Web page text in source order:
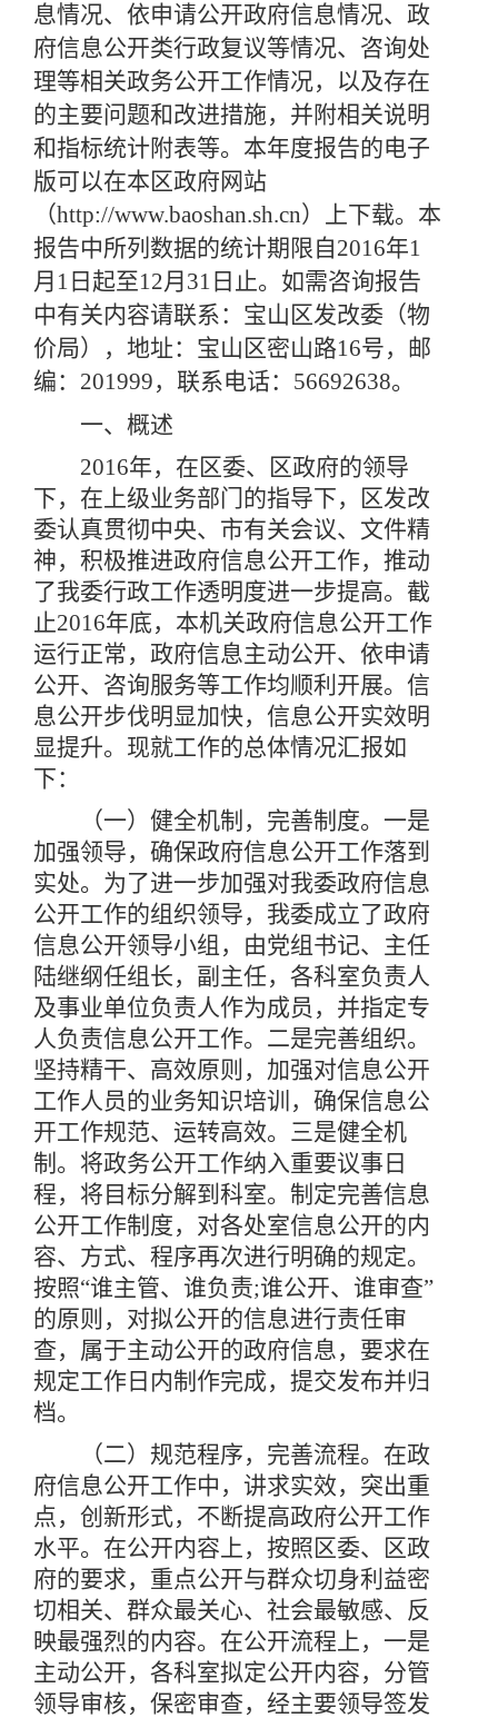
息情况、依申请公开政府信息情况、政
府信息公开类行政复议等情况、咨询处
理等相关政务公开工作情况，以及存在
的主要问题和改进措施，并附相关说明
和指标统计附表等。本年度报告的电子
版可以在本区政府网站
（http://www.baoshan.sh.cn）上下载。本
报告中所列数据的统计期限自2016年1
月1日起至12月31日止。如需咨询报告
中有关内容请联系：宝山区发改委（物
价局），地址：宝山区密山路16号，邮
编：201999，联系电话：56692638。
一、概述
2016年，在区委、区政府的领导
下，在上级业务部门的指导下，区发改
委认真贯彻中央、市有关会议、文件精
神，积极推进政府信息公开工作，推动
了我委行政工作透明度进一步提高。截
止2016年底，本机关政府信息公开工作
运行正常，政府信息主动公开、依申请
公开、咨询服务等工作均顺利开展。信
息公开步伐明显加快，信息公开实效明
显提升。现就工作的总体情况汇报如
下：
（一）健全机制，完善制度。一是
加强领导，确保政府信息公开工作落到
实处。为了进一步加强对我委政府信息
公开工作的组织领导，我委成立了政府
信息公开领导小组，由党组书记、主任
陆继纲任组长，副主任，各科室负责人
及事业单位负责人作为成员，并指定专
人负责信息公开工作。二是完善组织。
坚持精干、高效原则，加强对信息公开
工作人员的业务知识培训，确保信息公
开工作规范、运转高效。三是健全机
制。将政务公开工作纳入重要议事日
程，将目标分解到科室。制定完善信息
公开工作制度，对各处室信息公开的内
容、方式、程序再次进行明确的规定。
按照“谁主管、谁负责;谁公开、谁审查”
的原则，对拟公开的信息进行责任审
查，属于主动公开的政府信息，要求在
规定工作日内制作完成，提交发布并归
档。
（二）规范程序，完善流程。在政
府信息公开工作中，讲求实效，突出重
点，创新形式，不断提高政府公开工作
水平。在公开内容上，按照区委、区政
府的要求，重点公开与群众切身利益密
切相关、群众最关心、社会最敏感、反
映最强烈的内容。在公开流程上，一是
主动公开，各科室拟定公开内容，分管
领导审核，保密审查，经主要领导签发